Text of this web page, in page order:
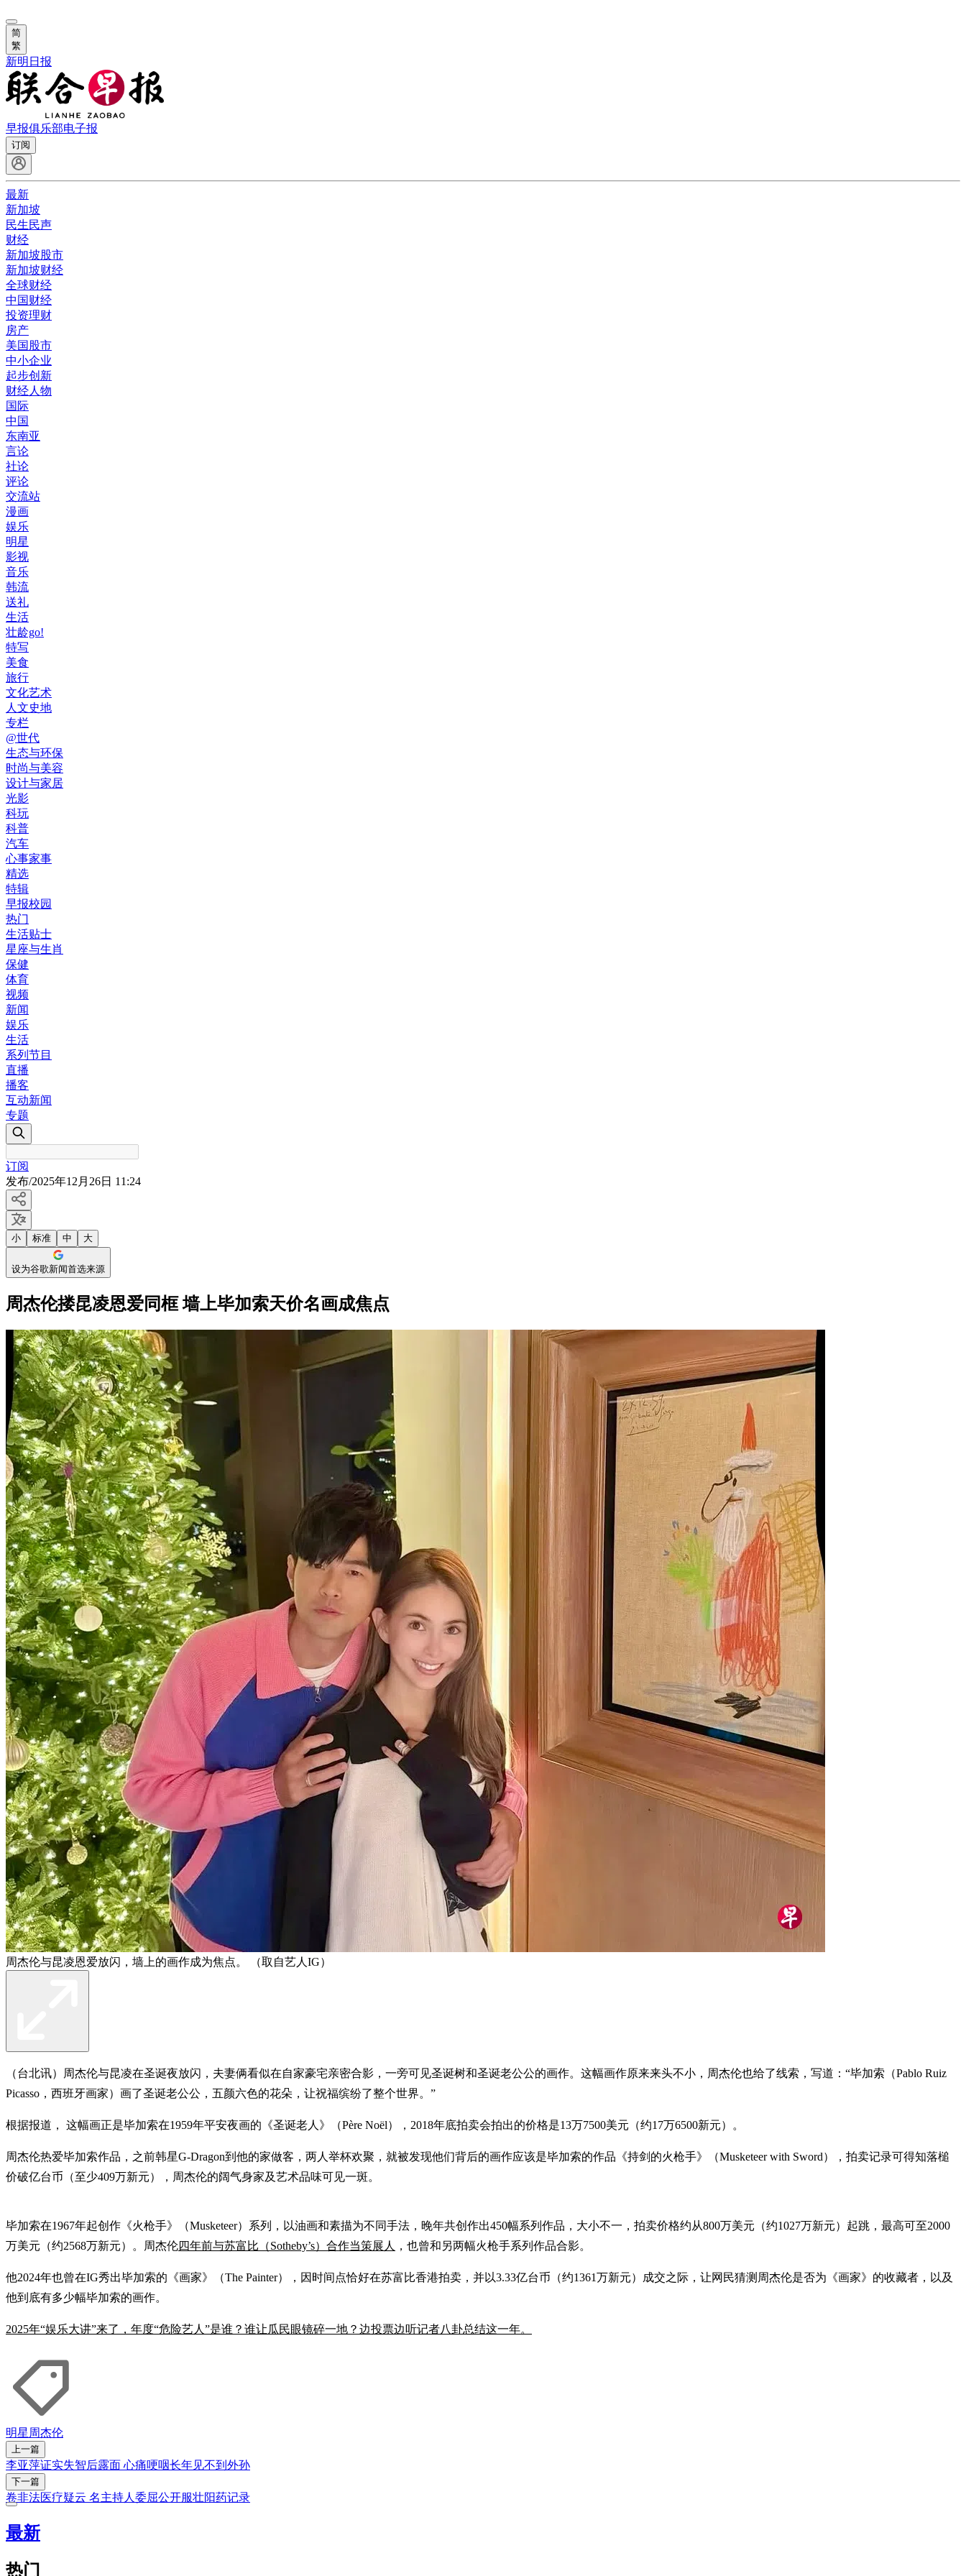
简
繁
新明日报
早报俱乐部电子报
订阅
最新
新加坡
民生民声
财经
新加坡股市
新加坡财经
全球财经
中国财经
投资理财
房产
美国股市
中小企业
起步创新
财经人物
国际
中国
东南亚
言论
社论
评论
交流站
漫画
娱乐
明星
影视
音乐
韩流
送礼
生活
壮龄go!
特写
美食
旅行
文化艺术
人文史地
专栏
@世代
生态与环保
时尚与美容
设计与家居
光影
科玩
科普
汽车
心事家事
精选
特辑
早报校园
热门
生活贴士
星座与生肖
保健
体育
视频
新闻
娱乐
生活
系列节目
直播
播客
互动新闻
专题
订阅
发布/2025年12月26日 11:24
小 标准 中 大
设为谷歌新闻首选来源
周杰伦搂昆凌恩爱同框 墙上毕加索天价名画成焦点
周杰伦与昆凌恩爱放闪，墙上的画作成为焦点。 （取自艺人IG）
（台北讯）周杰伦与昆凌在圣诞夜放闪，夫妻俩看似在自家豪宅亲密合影，一旁可见圣诞树和圣诞老公公的画作。这幅画作原来来头不小，周杰伦也给了线索，写道：“毕加索（Pablo Ruiz
Picasso，西班牙画家）画了圣诞老公公，五颜六色的花朵，让祝福缤纷了整个世界。”
根据报道， 这幅画正是毕加索在1959年平安夜画的《圣诞老人》（Père Noël），2018年底拍卖会拍出的价格是13万7500美元（约17万6500新元）。
周杰伦热爱毕加索作品，之前韩星G-Dragon到他的家做客，两人举杯欢聚，就被发现他们背后的画作应该是毕加索的作品《持剑的火枪手》（Musketeer with Sword），拍卖记录可得知落槌
价破亿台币（至少409万新元），周杰伦的阔气身家及艺术品味可见一斑。
毕加索在1967年起创作《火枪手》（Musketeer）系列，以油画和素描为不同手法，晚年共创作出450幅系列作品，大小不一，拍卖价格约从800万美元（约1027万新元）起跳，最高可至2000
万美元（约2568万新元）。周杰伦四年前与苏富比（Sotheby’s）合作当策展人 ，也曾和另两幅火枪手系列作品合影。
他2024年也曾在IG秀出毕加索的《画家》（The Painter），因时间点恰好在苏富比香港拍卖，并以3.33亿台币（约1361万新元）成交之际，让网民猜测周杰伦是否为《画家》的收藏者，以及
他到底有多少幅毕加索的画作。
2025年“娱乐大讲”来了，年度“危险艺人”是谁？谁让瓜民眼镜碎一地？边投票边听记者八卦总结这一年。
明星 周杰伦
上一篇
李亚萍证实失智后露面 心痛哽咽长年见不到外孙
下一篇
卷非法医疗疑云 名主持人委屈公开服壮阳药记录
最新
热门